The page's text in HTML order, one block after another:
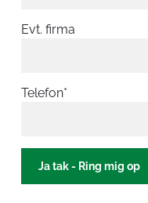
Evt. firma
Telefon*